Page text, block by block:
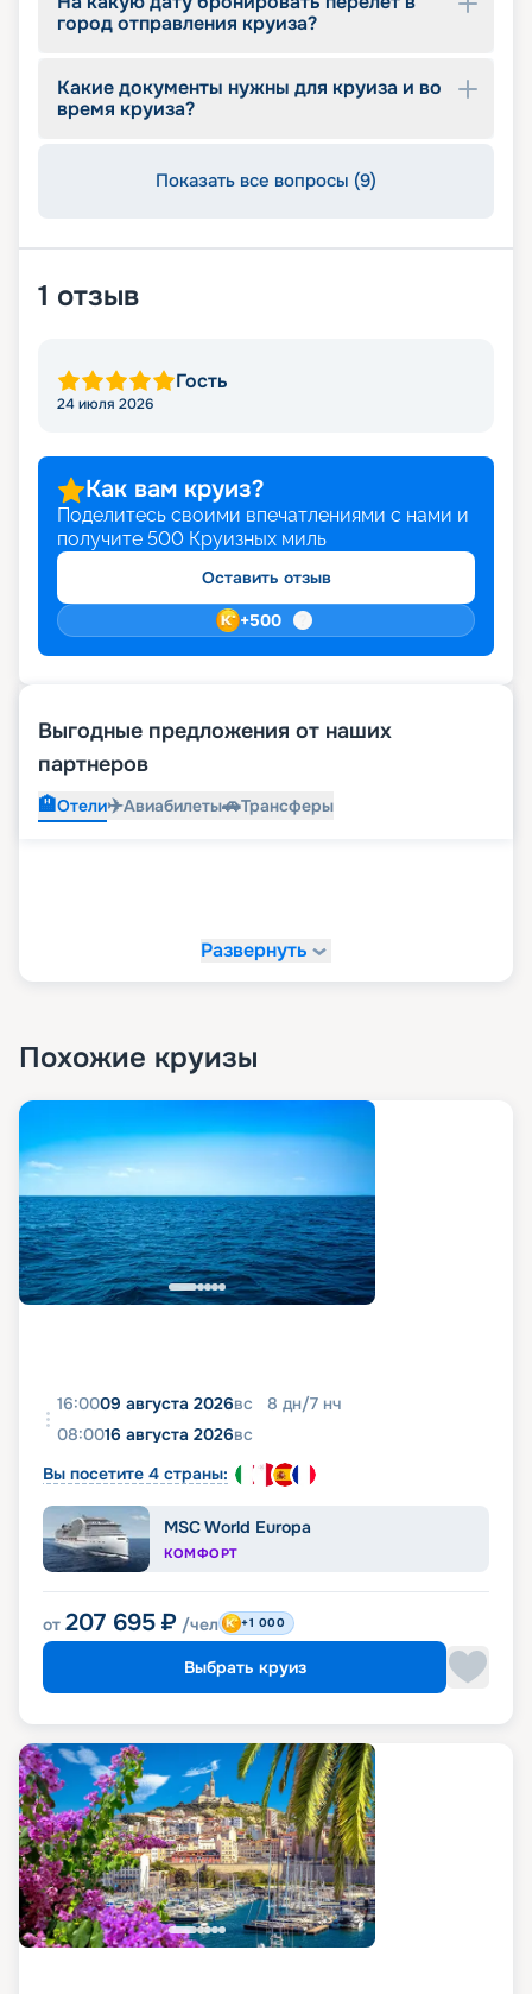
город отправления круиза?
Какие документы нужны для круиза и во
время круиза?
Показать все вопросы (9)
1 отзыв
Гость
24 июля 2026
Как вам круиз?
Поделитесь своими впечатлениями с нами и
получите 500 Круизных миль
Оставить отзыв
+500
Выгодные предложения от наших
партнеров
🏨Отели✈️Авиабилеты🚗Трансферы
Развернуть
Похожие круизы
16:0009 августа 2026вс 8 дн/7 нч
08:0016 августа 2026вс
Вы посетите 4 страны:
MSC World Europa
КОМФОРТ
от 207 695 ₽ /чел +1 000
Выбрать круиз